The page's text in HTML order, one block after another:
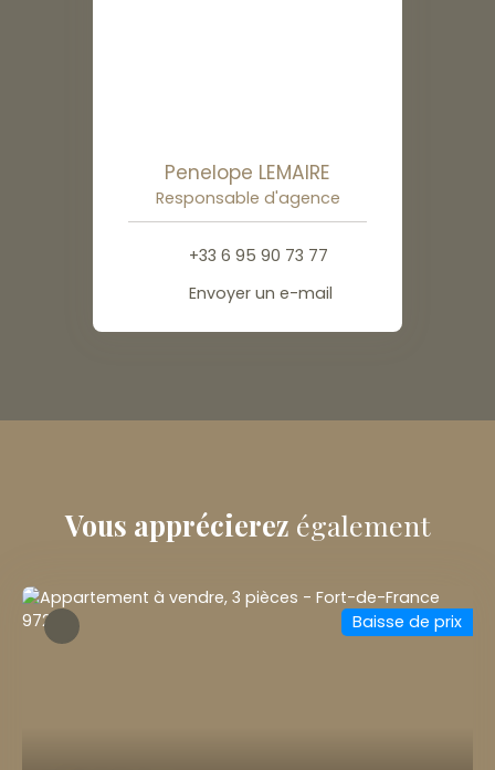
Penelope LEMAIRE
Responsable d'agence
+33 6 95 90 73 77
Envoyer un e-mail
Vous apprécierez également
Baisse de prix